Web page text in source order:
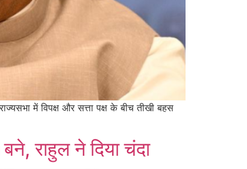
में विपक्ष और सत्ता पक्ष के बीच तीखी बहस
बने, राहुल ने दिया चंदा